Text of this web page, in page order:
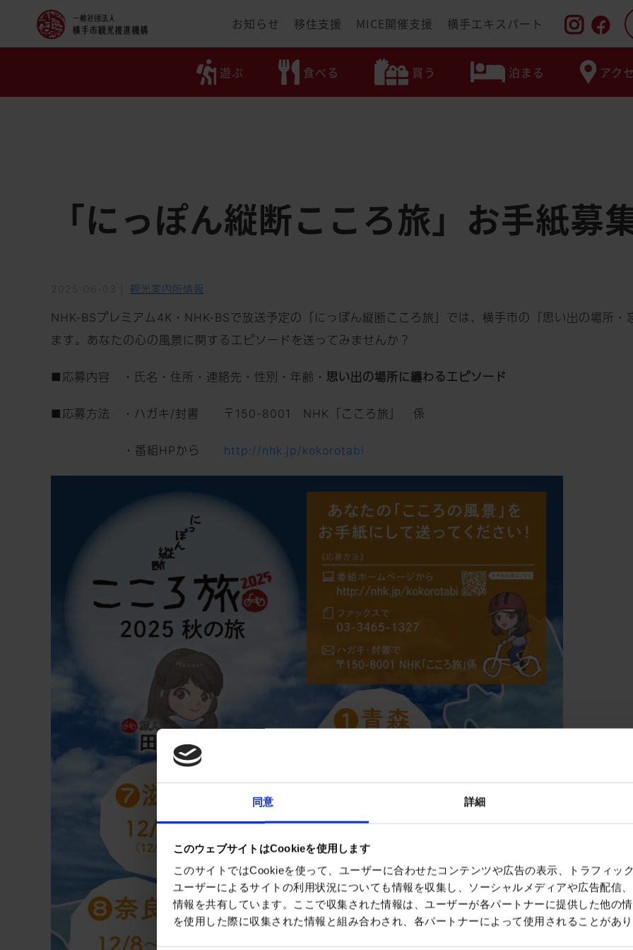
同意 詳細
このウェブサイトはCookieを使用します
このサイトではCookieを使って、ユーザーに合わせたコンテンツや広告の表示、トラフィッ
ユーザーによるサイトの利用状況についても情報を収集し、ソーシャルメディアや広告配信
情報を共有しています。ここで収集された情報は、ユーザーが各パートナーに提供した他の
を使用した際に収集された情報と組み合わされ、各パートナーによって使用されることがあり
お知らせ 移住支援 MICE開催支援 横手エキスパート
遊ぶ 食べる 買う 泊まる
遊ぶ 食べる 買う 泊まる アク
「にっぽん縦断こころ旅」お手紙募
2025-06-03 観光案内所情報
NHK-BSプレミアム4K・NHK-BSで放送予定の「にっぽん縦断こころ旅」では、横手市の『思い出の場所
ます。あなたの心の風景に関するエピソードを送ってみませんか？
■応募内容 ・氏名・住所・連絡先・性別・年齢・ 思い出の場所に纏わるエピソード
■応募方法 ・ハガキ/封書 〒150-8001 NHK「こころ旅」 係
・番組HPから http://nhk.jp/kokorotabi